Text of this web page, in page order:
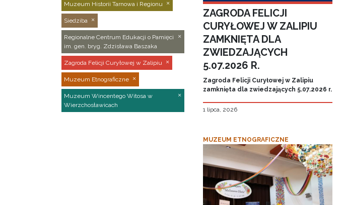
Muzeum Historii Tarnowa i Regionu
Siedziba
Regionalne Centrum Edukacji o Pamięci
im. gen. bryg. Zdzisława Baszaka
Zagroda Felicji Curyłowej w Zalipiu
Muzeum Etnograficzne
Muzeum Wincentego Witosa w
Wierzchosławicach
ZAGRODA FELICJI
CURYŁOWEJ W ZALIPIU
ZAMKNIĘTA DLA
ZWIEDZAJĄCYCH
5.07.2026 R.
Zagroda Felicji Curyłowej w Zalipiu
zamknięta dla zwiedzających 5.07.2026 r.
1 lipca, 2026
MUZEUM ETNOGRAFICZNE